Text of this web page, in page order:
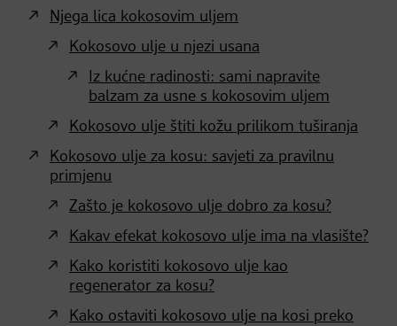
Njega lica kokosovim uljem
Kokosovo ulje u njezi usana
Iz kućne radinosti: sami napravite
balzam za usne s kokosovim uljem
Kokosovo ulje štiti kožu prilikom tuširanja
Kokosovo ulje za kosu: savjeti za pravilnu
primjenu
Zašto je kokosovo ulje dobro za kosu?
Kakav efekat kokosovo ulje ima na vlasište?
Kako koristiti kokosovo ulje kao
regenerator za kosu?
Kako ostaviti kokosovo ulje na kosi preko